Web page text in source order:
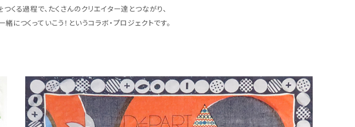
くる過程で、たくさんのクリエイター達とつながり、
につくっていこう！というコラボ・プロジェクトです。